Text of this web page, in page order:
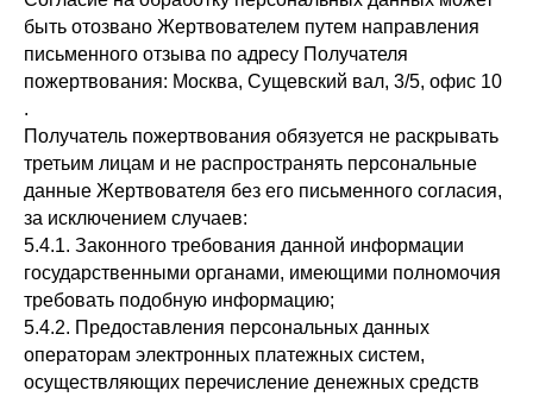
быть отозвано Жертвователем путем направления
письменного отзыва по адресу Получателя
пожертвования: Москва, Сущевский вал, 3/5, офис 10
.
Получатель пожертвования обязуется не раскрывать
третьим лицам и не распространять персональные
данные Жертвователя без его письменного согласия,
за исключением случаев:
5.4.1. Законного требования данной информации
государственными органами, имеющими полномочия
требовать подобную информацию;
5.4.2. Предоставления персональных данных
операторам электронных платежных систем,
осуществляющих перечисление денежных средств